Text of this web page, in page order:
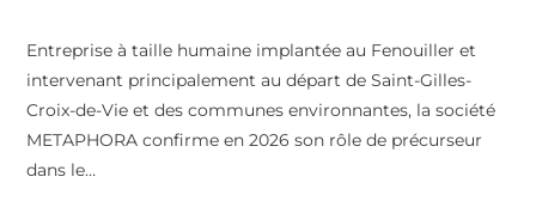
Entreprise à taille humaine implantée au Fenouiller et
intervenant principalement au départ de Saint-Gilles-
Croix-de-Vie et des communes environnantes, la société
METAPHORA confirme en 2026 son rôle de précurseur
dans le…